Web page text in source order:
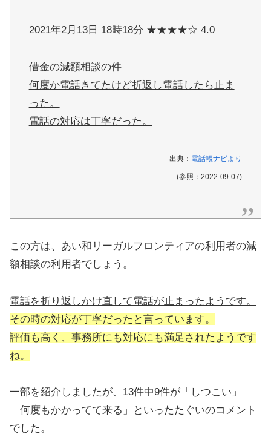
2021年2月13日 18時18分 ★★★★☆ 4.0
借金の減額相談の件
何度か電話きてたけど折返し電話したら止ま
った。
電話の対応は丁寧だった。
出典： 電話帳ナビより
(参照：2022-09-07)
この方は、あい和リーガルフロンティアの利用者の減
額相談の利用者でしょう。
電話を折り返しかけ直して電話が止まったようです。
その時の対応が丁寧だったと言っています。
評価も高く、事務所にも対応にも満足されたようです
ね。
一部を紹介しましたが、13件中9件が「しつこい」
「何度もかかってて来る」といったたぐいのコメント
でした。